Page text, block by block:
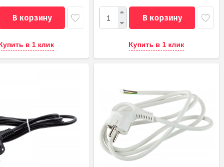
В корзину
в 1 клик
В корзину
Купить в 1 клик